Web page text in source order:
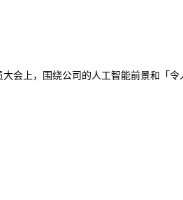
会上，围绕公司的人工智能前景和「